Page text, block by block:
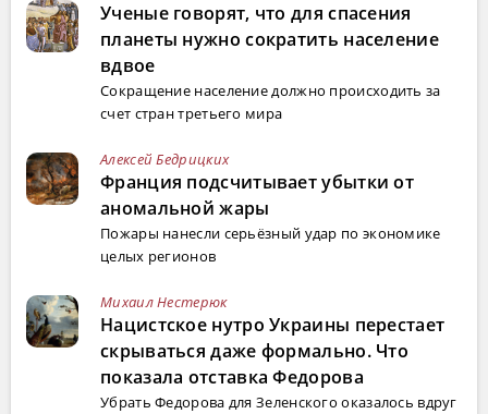
Ученые говорят, что для спасения
планеты нужно сократить население
вдвое
Сокращение население должно происходить за
счет стран третьего мира
Алексей Бедрицких
Франция подсчитывает убытки от
аномальной жары
Пожары нанесли серьёзный удар по экономике
целых регионов
Михаил Нестерюк
Нацистское нутро Украины перестает
скрываться даже формально. Что
показала отставка Федорова
Убрать Федорова для Зеленского оказалось вдруг